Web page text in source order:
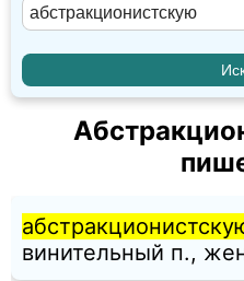
винительный п.,